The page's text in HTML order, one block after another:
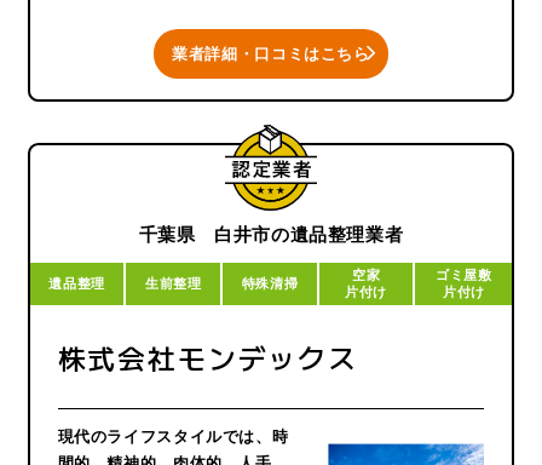
業者詳細・口コミはこちら
千葉県 白井市の遺品整理業者
遺品整理 生前整理 特殊清掃
空家
片付け
ゴミ屋敷
片付け
株式会社モンデックス
現代のライフスタイルでは、時